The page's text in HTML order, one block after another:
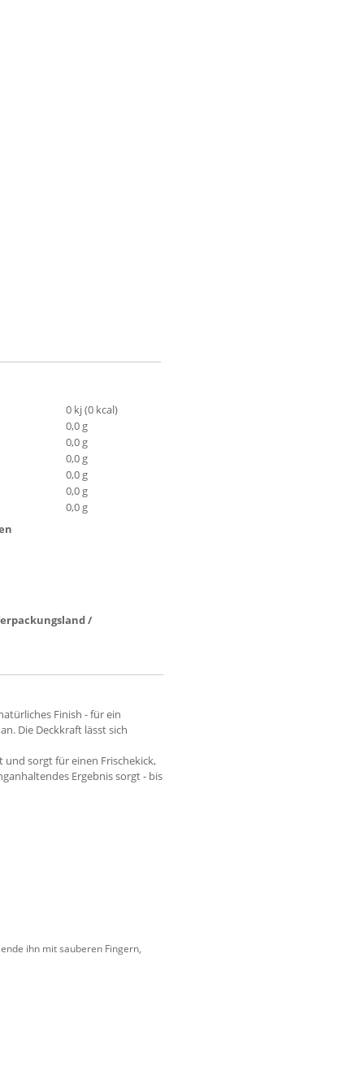
0 kj (0 kcal)
0,0 g
0,0 g
0,0 g
0,0 g
0,0 g
0,0 g
/
Finish - für ein
Die Deckkraft lässt sich
sorgt für einen Frischekick,
Ergebnis sorgt - bis
ihn mit sauberen Fingern,